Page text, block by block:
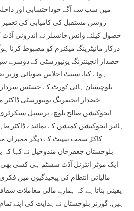
میں سب سے آگے خوداحتسابی اور
روشن مستقبل کی کامیابی کی
حصول کیلئے وائس چانسلر نے اندرونی آڈٹ
درکار مانیٹرینگ میکنزم کو مضبوط کرنا
خضدار انجینئرنگ یونیورسٹی کے
ہوئے کیا. سینٹ اجلاس صوبائی وزیر
بلوچستان ہائی کورٹ کے جسٹس سردار
خضدار انجینیرنگ یونیورسٹی
ایجوکیشن صالح بلوچ، پرنسپل
ہائیر ایجوکیشن کمیشن کے نمائندے ڈاکٹر
کاکڑ سمت سینٹ کے دیگر ممبران
بلوچستان جعفرخان مندوخیل نے کہا کہ
ایک موثر انٹرنل آڈٹ سسٹم ہی کسی بھی
مالیاتی انتظام کی پیچیدگیوں میں
یقینی بناتا ہے کہ ہمارے مالی معاملات
ہیں. گورنر بلوچستان نے ہدایت کی اپنے